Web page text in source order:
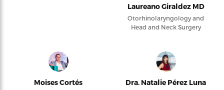
Laureano Giraldez MD
Otorhinolaryngology and
Head and Neck Surgery
Moises Cortés Dra. Natalie Pérez Luna